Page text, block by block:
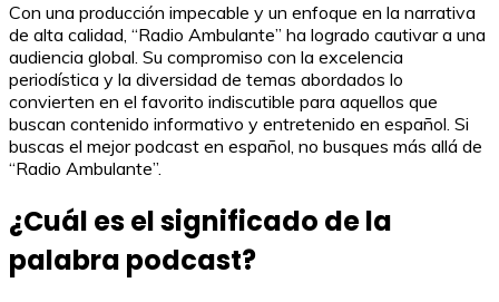
Con una producción impecable y un enfoque en la narrativa
de alta calidad, “Radio Ambulante” ha logrado cautivar a una
audiencia global. Su compromiso con la excelencia
periodística y la diversidad de temas abordados lo
convierten en el favorito indiscutible para aquellos que
buscan contenido informativo y entretenido en español. Si
buscas el mejor podcast en español, no busques más allá de
“Radio Ambulante”.
¿Cuál es el significado de la
palabra podcast?